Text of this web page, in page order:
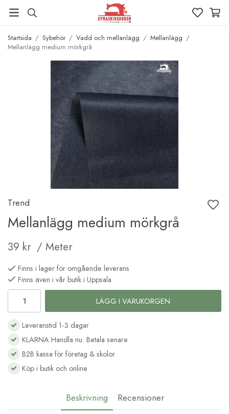
Startsida / Sybehör / Vadd och mellanlägg / Mellanlägg /
Mellanlägg medium mörkgrå
Trend
Mellanlägg medium mörkgrå
39 kr / Meter
Finns i lager för omgående leverans
Finns även i vår butik i Uppsala
LÄGG I VARUKORGEN
Leveranstid 1-3 dagar
KLARNA Handla nu. Betala senare
B2B kassa för företag & skolor
Köp i butik och online
Beskrivning Recensioner